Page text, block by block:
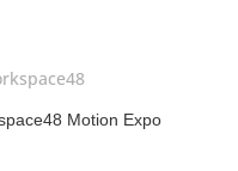
Motion Expo